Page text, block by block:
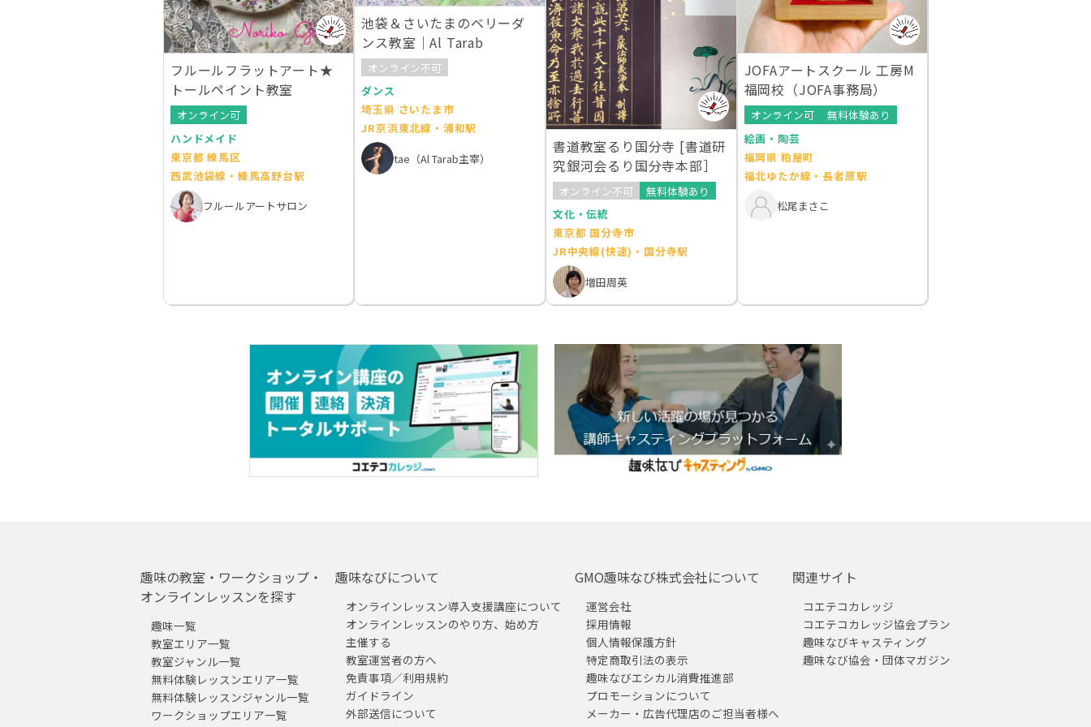
フルールフラットアート★
トールペイント教室
オンライン可
ハンドメイド
東京都 練馬区
西武池袋線・練馬高野台駅
フルールアートサロン
池袋＆さいたまのベリーダ
ンス教室｜Al Tarab
オンライン不可
ダンス
埼玉県 さいたま市
JR京浜東北線・浦和駅
tae（Al Tarab主宰）
書道教室るり国分寺 [書道研
究銀河会るり国分寺本部］
オンライン不可
無料体験あり
文化・伝統
東京都 国分寺市
JR中央線(快速)・国分寺駅
増田周英
JOFAアートスクール 工房M
福岡校（JOFA事務局）
オンライン可
無料体験あり
絵画・陶芸
福岡県 粕屋町
福北ゆたか線・長者原駅
松尾まさこ
趣味の教室・ワークショップ・
オンラインレッスンを探す
趣味一覧
教室エリア一覧
教室ジャンル一覧
無料体験レッスンエリア一覧
無料体験レッスンジャンル一覧
ワークショップエリア一覧
趣味なびについて
オンラインレッスン導入支援講座について
オンラインレッスンのやり方、始め方
主催する
教室運営者の方へ
免責事項／利用規約
ガイドライン
外部送信について
GMO趣味なび株式会社について
運営会社
採用情報
個人情報保護方針
特定商取引法の表示
趣味なびエシカル消費推進部
プロモーションについて
メーカー・広告代理店のご担当者様へ
関連サイト
コエテコカレッジ
コエテコカレッジ協会プラン
趣味なびキャスティング
趣味なび協会・団体マガジン